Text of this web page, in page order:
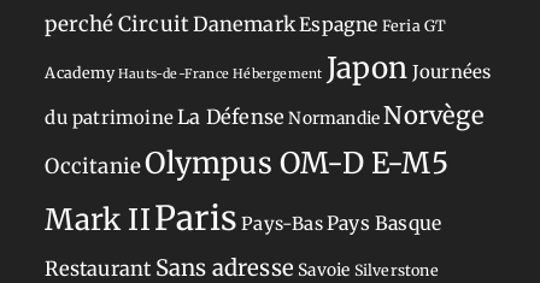
perchéCircuitDanemarkEspagne Feria GT
Academy Hauts-de-France Hébergement Japon Journées
du patrimoineLa Défense NormandieNorvège
OccitanieOlympus OM-D E-M5
Mark IIParis Pays-BasPays Basque
Restaurant Sans adresse Savoie Silverstone